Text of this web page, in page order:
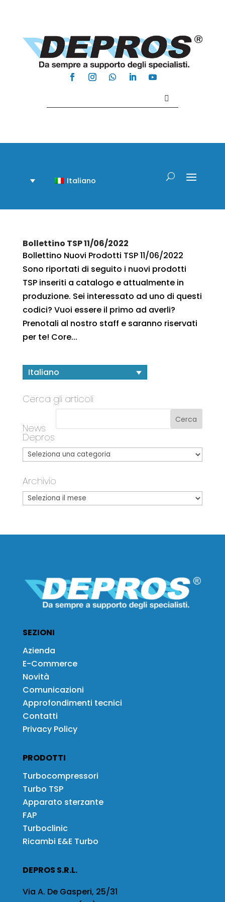
Italiano
Bollettino TSP 11/06/2022
Bollettino Nuovi Prodotti TSP 11/06/2022
Sono riportati di seguito i nuovi prodotti
TSP inseriti a catalogo e attualmente in
produzione. Sei interessato ad uno di questi
codici? Vuoi essere il primo ad averli?
Prenotali al nostro staff e saranno riservati
per te! Core...
Italiano
Cerca gli articoli
News
Depros
Archivio
SEZIONI
Azienda
E-Commerce
Novità
Comunicazioni
Approfondimenti tecnici
Contatti
Privacy Policy
PRODOTTI
Turbocompressori
Turbo TSP
Apparato sterzante
FAP
Turboclinic
Ricambi E&E Turbo
DEPROS S.R.L.
Via A. De Gasperi, 25/31